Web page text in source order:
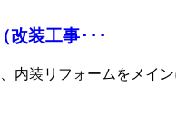
改装工事･･･
内装リフォームをメイ